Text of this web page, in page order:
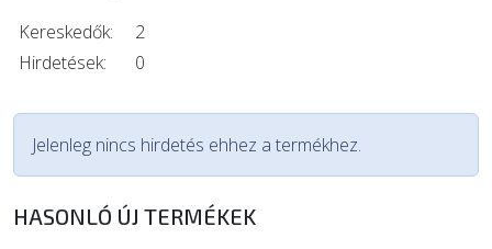
Kereskedők:
2
Hirdetések:
0
Jelenleg nincs hirdetés ehhez a termékhez.
HASONLÓ ÚJ TERMÉKEK